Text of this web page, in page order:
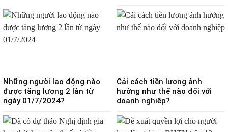
Những người lao động nào
được tăng lương 2 lần từ
ngày 01/7/2024?
Cải cách tiền lương ảnh
hưởng như thế nào đối với
doanh nghiệp?